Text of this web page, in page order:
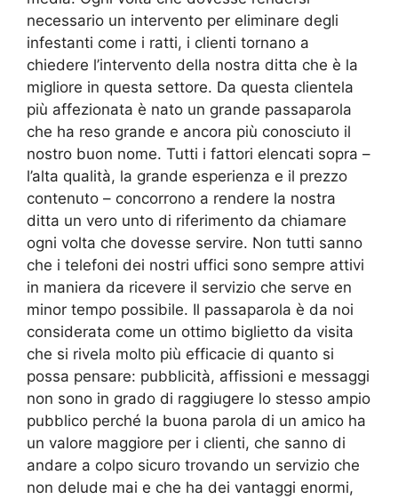
necessario un intervento per eliminare degli
infestanti come i ratti, i clienti tornano a
chiedere l’intervento della nostra ditta che è la
migliore in questa settore. Da questa clientela
più affezionata è nato un grande passaparola
che ha reso grande e ancora più conosciuto il
nostro buon nome. Tutti i fattori elencati sopra –
l’alta qualità, la grande esperienza e il prezzo
contenuto – concorrono a rendere la nostra
ditta un vero unto di riferimento da chiamare
ogni volta che dovesse servire. Non tutti sanno
che i telefoni dei nostri uffici sono sempre attivi
in maniera da ricevere il servizio che serve en
minor tempo possibile. Il passaparola è da noi
considerata come un ottimo biglietto da visita
che si rivela molto più efficacie di quanto si
possa pensare: pubblicità, affissioni e messaggi
non sono in grado di raggiugere lo stesso ampio
pubblico perché la buona parola di un amico ha
un valore maggiore per i clienti, che sanno di
andare a colpo sicuro trovando un servizio che
non delude mai e che ha dei vantaggi enormi,